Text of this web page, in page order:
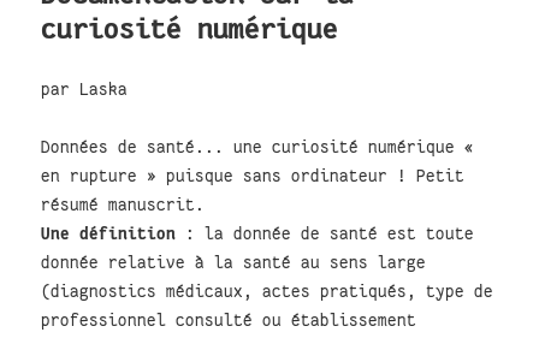
curiosité numérique
par Laska
Données de santé... une curiosité numérique «
en rupture » puisque sans ordinateur ! Petit
résumé manuscrit.
Une définition : la donnée de santé est toute
donnée relative à la santé au sens large
(diagnostics médicaux, actes pratiqués, type de
professionnel consulté ou établissement